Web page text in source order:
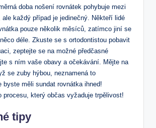
doba nošení rovnátek pohybuje mezi
ale každý případ je jedinečný. Někteří lidé
pouze několik měsíců, zatímco jiní se
déle. Zkuste se s ortodontistou pobavit
zeptejte se na možné předčasné
s ním vaše obavy a očekávání. Mějte na
se zuby hýbou, neznamená to
byste měli sundat rovnátka ihned!
procesu, který občas vyžaduje trpělivost!
tipy